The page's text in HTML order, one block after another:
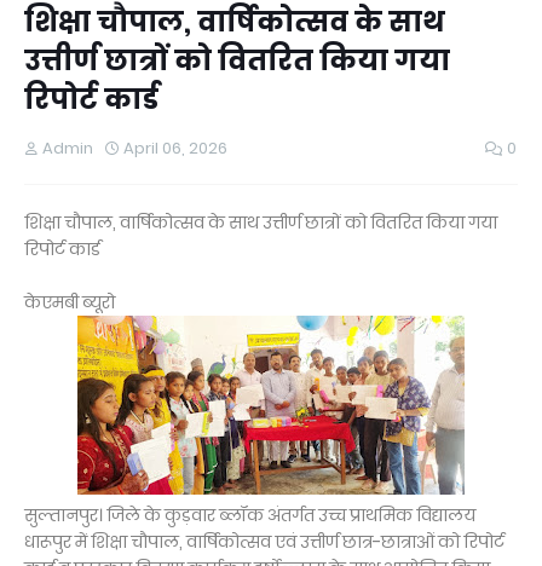
शिक्षा चौपाल, वार्षिकोत्सव के साथ
उत्तीर्ण छात्रों को वितरित किया गया
रिपोर्ट कार्ड
Admin April 06, 2026 0
शिक्षा चौपाल, वार्षिकोत्सव के साथ उत्तीर्ण छात्रों को वितरित किया गया
रिपोर्ट कार्ड
केएमबी ब्यूरो
सुल्तानपुर। जिले के कुड़वार ब्लॉक अंतर्गत उच्च प्राथमिक विद्यालय
धारूपुर में शिक्षा चौपाल, वार्षिकोत्सव एवं उत्तीर्ण छात्र-छात्राओं को रिपोर्ट